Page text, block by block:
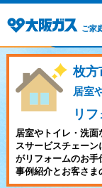
ご家
枚方
居室
リ
居室やトイレ・洗
スサービスチェー
がリフォームのお手
事例紹介とお客さま